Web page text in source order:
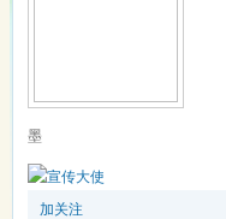
墨
加关注